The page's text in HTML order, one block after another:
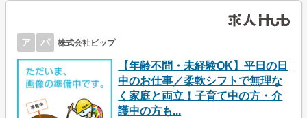
ア パ 株式会社ビップ
【年齢不問・未経験OK】平日の日
中のお仕事／柔軟シフトで無理な
く家庭と両立！子育て中の方・介
護中の方も...